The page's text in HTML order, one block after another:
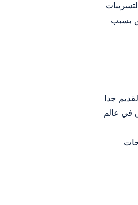
بسبب
جدا
في عالم